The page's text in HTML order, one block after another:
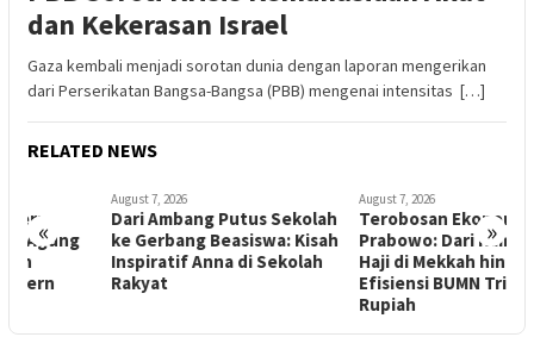
dan Kekerasan Israel
Gaza kembali menjadi sorotan dunia dengan laporan mengerikan
dari Perserikatan Bangsa-Bangsa (PBB) mengenai intensitas […]
RELATED NEWS
« »
Dari Ambang Putus Sekolah
ke Gerbang Beasiswa: Kisah
Inspiratif Anna di Sekolah
Rakyat
Terobosan Ekonomi
Prabowo: Dari Kampung
Haji di Mekkah hingga
Efisiensi BUMN Triliunan